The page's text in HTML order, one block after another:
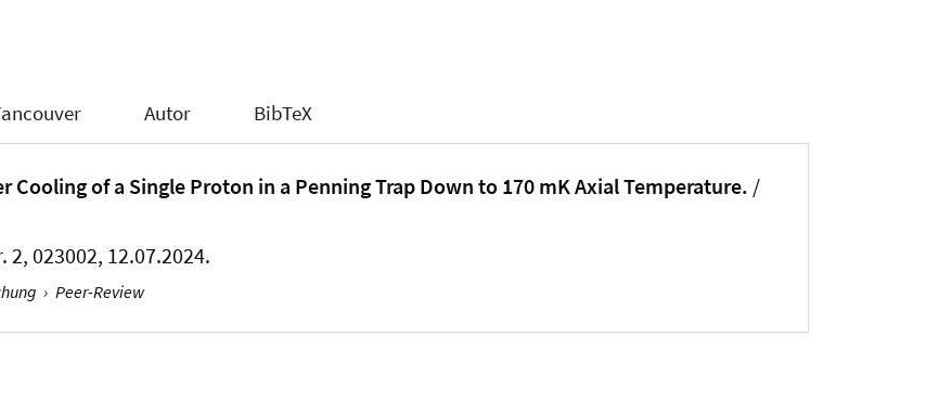
Autor BibTeX
of a Single Proton in a Penning Trap Down to 170 mK Axial Temperature. /
2, 023002, 12.07.2024.
› Peer-Review